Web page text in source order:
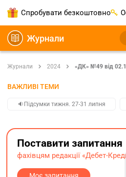
Спробувати безкоштовно
Журнали
Журнали 2024 «ДК» №49 від
ВАЖЛИВІ ТЕМИ
🔉Підсумки тижня. 27-31 липня
Поставити запитання
фахівцям редакції «Дебет-